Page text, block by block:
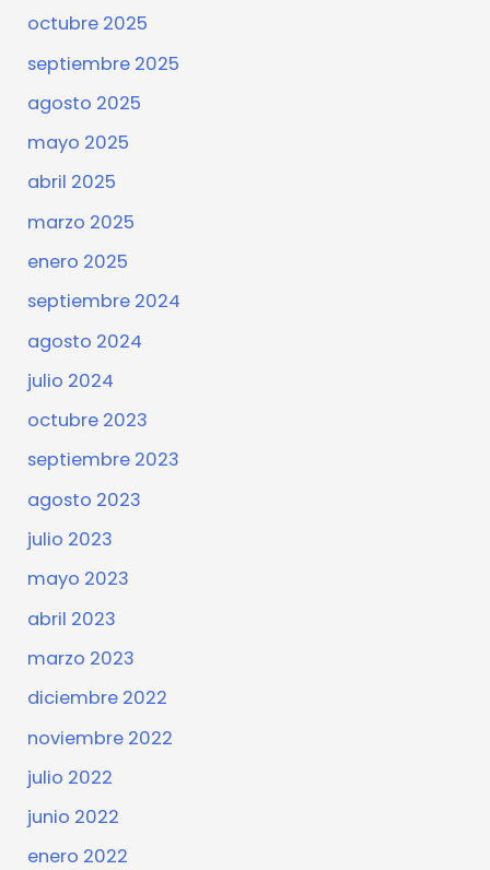
octubre 2025
septiembre 2025
agosto 2025
mayo 2025
abril 2025
marzo 2025
enero 2025
septiembre 2024
agosto 2024
julio 2024
octubre 2023
septiembre 2023
agosto 2023
julio 2023
mayo 2023
abril 2023
marzo 2023
diciembre 2022
noviembre 2022
julio 2022
junio 2022
enero 2022